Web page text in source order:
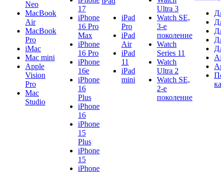
Neo
MacBook
Air
MacBook
Pro
iMac
Mac mini
Apple
Vision
Pro
Mac
Studio
17
iPhone
16 Pro
Max
iPhone
16 Pro
iPhone
16e
iPhone
16
Plus
iPhone
16
iPhone
15
Plus
iPhone
15
iPhone
iPad
Pro
iPad
Air
iPad
11
iPad
mini
Ultra 3
Watch SE,
3-е
поколение
Watch
Series 11
Watch
Ultra 2
Watch SE,
2-е
поколение